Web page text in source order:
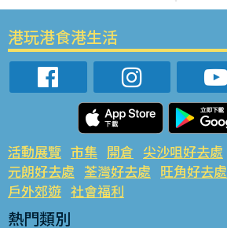
港玩港食港生活
活動展覽 市集 開倉 尖沙咀好去處
元朗好去處 荃灣好去處 旺角好去處
戶外郊遊 社會福利
熱門類別